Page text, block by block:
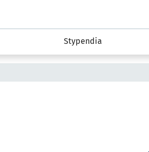
podserwis: Kultura
Stypendia